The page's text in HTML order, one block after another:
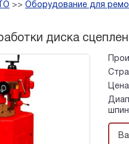
>> Оборудование для
диска